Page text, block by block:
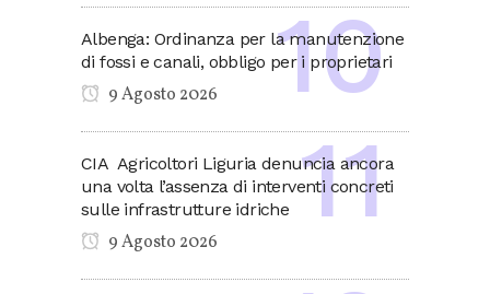
Albenga: Ordinanza per la manutenzione
di fossi e canali, obbligo per i proprietari
9 Agosto 2026
CIA Agricoltori Liguria denuncia ancora
una volta l’assenza di interventi concreti
sulle infrastrutture idriche
9 Agosto 2026